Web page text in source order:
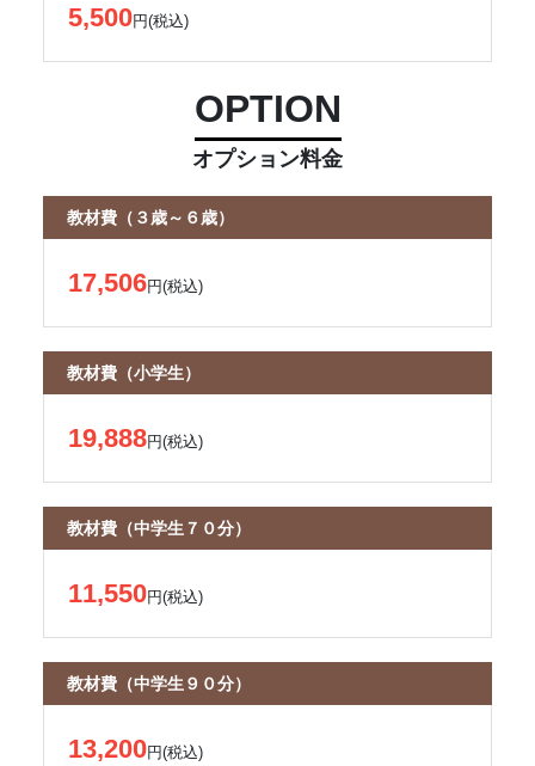
5,500円(税込)
OPTION
オプション料金
教材費（３歳～６歳）
17,506円(税込)
教材費（小学生）
19,888円(税込)
教材費（中学生７０分）
11,550円(税込)
教材費（中学生９０分）
13,200円(税込)